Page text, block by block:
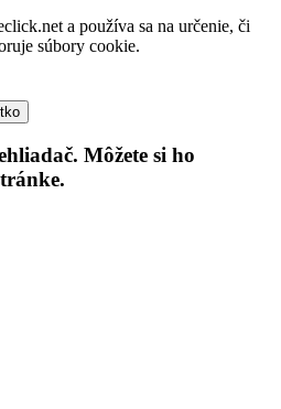
a používa sa na určenie, či
súbory cookie.
Môžete si ho